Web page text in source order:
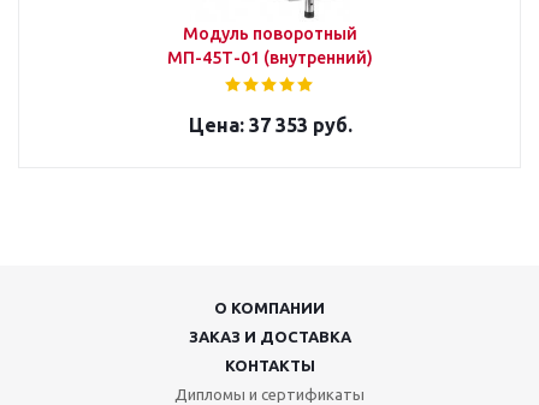
Модуль поворотный
МП-45Т-01 (внутренний)
37 353 руб.
О КОМПАНИИ
ЗАКАЗ И ДОСТАВКА
КОНТАКТЫ
Дипломы и сертификаты